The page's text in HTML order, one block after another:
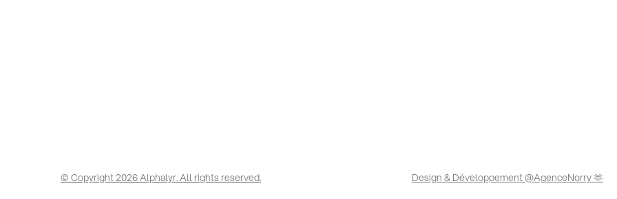
© Copyright 2026 Alphalyr. All rights reserved. Design & Développement @AgenceNorry 🫶